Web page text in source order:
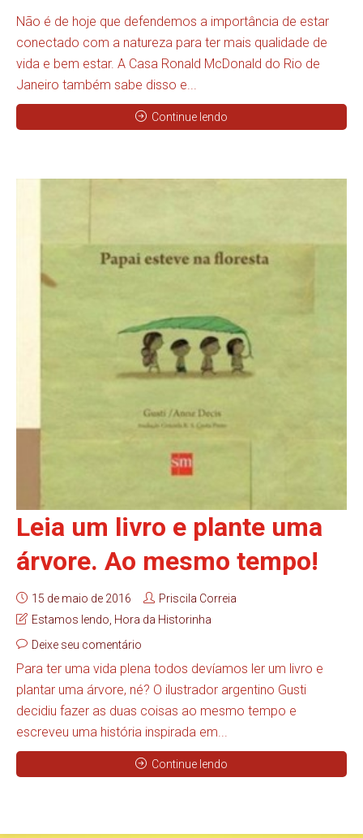
Não é de hoje que defendemos a importância de estar
conectado com a natureza para ter mais qualidade de
vida e bem estar. A Casa Ronald McDonald do Rio de
Janeiro também sabe disso e...
Continue lendo
Leia um livro e plante uma
árvore. Ao mesmo tempo!
15 de maio de 2016
Priscila Correia
Estamos lendo Hora da Historinha
Deixe seu comentário
Para ter uma vida plena todos devíamos ler um livro e
plantar uma árvore, né? O ilustrador argentino Gusti
decidiu fazer as duas coisas ao mesmo tempo e
escreveu uma história inspirada em...
Continue lendo